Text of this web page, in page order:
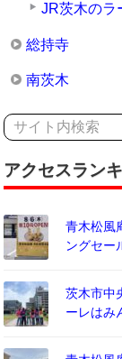
JR茨木のラ
総持寺
南茨木
アクセスラン
青木松風
ングセー
茨木市中
ーレはみ